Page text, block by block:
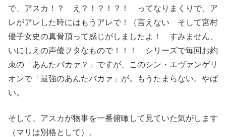
で、アスカ！？ え？！？！？！ ってなりまくりで、ア
レがアレした時にはもうアレで！（言えない そして宮村
優子女史の真骨頂って感じがしましたよ！ すみません、
いにしえの声優ヲタなもので！！！ シリーズで毎回お約
束の「あんたバカァ？」ですが、このシン・エヴァンゲリ
オンで「最強のあんたバカァ」が。もうたまらない。やば
い。
そして、アスカが物事を一番俯瞰して見ていた気がします
（マリは別格として）。